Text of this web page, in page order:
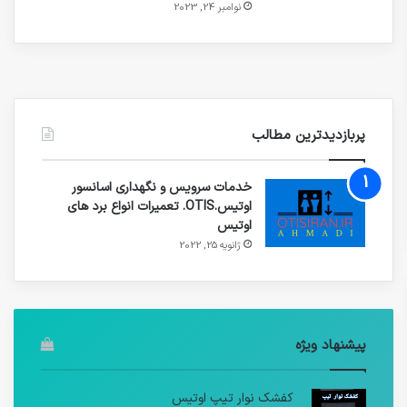
نوامبر 24, 2023
پربازدیدترین مطالب
خدمات سرویس و نگهداری اسانسور
اوتیس.OTIS. تعمیرات انواع برد های
اوتیس
ژانویه 25, 2022
پیشنهاد ویژه
کفشک نوار تیپ اوتیس